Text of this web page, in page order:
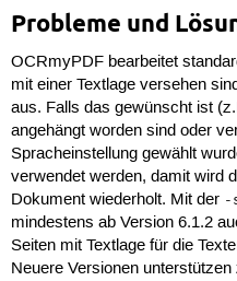
Probleme und
OCRmyPDF bearbeitet
mit einer Textlage versehen
aus. Falls das gewünscht ist
angehängt worden sind oder
Spracheinstellung gewählt
verwendet werden, damit wird
Dokument wiederholt. Mit der -
mindestens ab Version 6.1.2
Seiten mit Textlage für die
Neuere Versionen unterstützen